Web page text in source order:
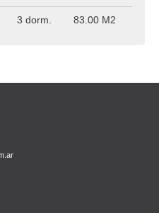
3 dorm. 83.00 M2